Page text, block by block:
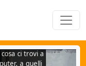
ci trovi a
a quelli